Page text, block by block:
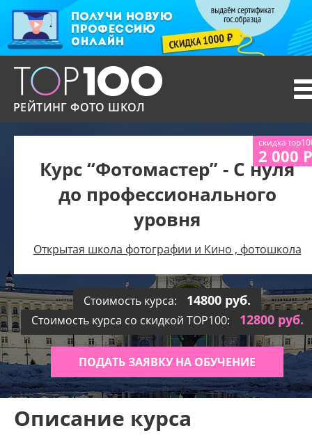
РЕЙТИНГ ФОТО ШКОЛ
скидка
2 000 Р
Курс “Фотомастер” - С нуля
до профессионального
уровня
Открытая школа фотографии и Кино , фотошкола
Стоимость курса: 14800 руб.
Стоимость курса со скидкой TOP100: 12800 руб.
ПОДАТЬ ЗАЯВКУ НА ОБУЧЕНИЕ
Описание курса